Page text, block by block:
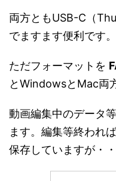
両方ともUSB-C（
でますます便利です。
ただフォーマットを
とWindowsとMac両
動画編集中のデータ
ます。編集等終われ
保存していますが・・